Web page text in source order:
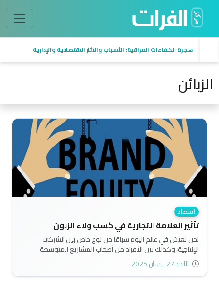
هجرة الكفاءات العراقية: الأسباب والآثار الاقتصادية والإدارية
الزبائن
اقتصاد
تأثير العلامة التجارية في كسب ولاء الزبون
نحن نعيش في عالم اليوم سباقا من نوع خاص بين الشركات
الإنتاجية، وكذلك بين الأفراد من أصحاب المشاريع المتوسطة
والصغيرة، وفي حال فكر الفرد أو مجموعة أفراد في إنشاء مشروع
أو شركة، فمن المهم التفكير في العلامة التجارية، ولا ينبغي
إهمال هذا الجانب في عالم اليوم، فالعلامات التجارية من الممكن
الأحد 27 نيسان 2025